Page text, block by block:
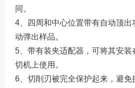
同。
4、四周和中心位置带有自动顶出
动弹出样品。
5、带有装夹适配器，可将其安
切机上使用。
6、切削刃被完全保护起来，避免